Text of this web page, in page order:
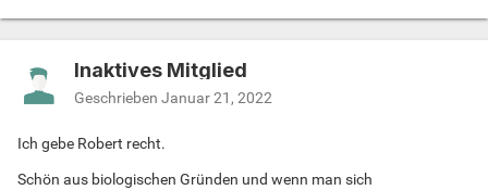
Inaktives Mitglied
Geschrieben Januar 21, 2022
Ich gebe Robert recht.
Schön aus biologischen Gründen und wenn man sich